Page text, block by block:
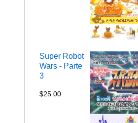
Super Robot
Wars - Parte
3
$25.00